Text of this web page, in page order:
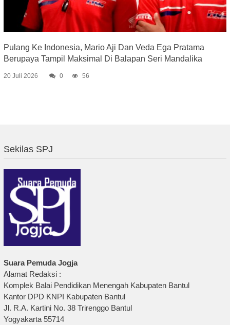
Pulang Ke Indonesia, Mario Aji Dan Veda Ega Pratama
Berupaya Tampil Maksimal Di Balapan Seri Mandalika
20 Juli 2026 0 56
Sekilas SPJ
Suara Pemuda Jogja
Alamat Redaksi :
Komplek Balai Pendidikan Menengah Kabupaten Bantul
Kantor DPD KNPI Kabupaten Bantul
Jl. R.A. Kartini No. 38 Trirenggo Bantul
Yogyakarta 55714